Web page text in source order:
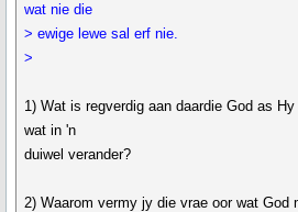
wat nie die
> ewige lewe sal erf nie.
>
1) Wat is regverdig aan daardie God as
wat in 'n
duiwel verander?
2) Waarom vermy jy die vrae oor wat God